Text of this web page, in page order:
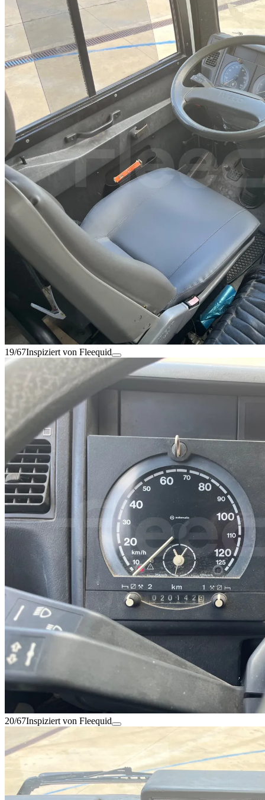
19/67Inspiziert von Fleequid
20/67Inspiziert von Fleequid